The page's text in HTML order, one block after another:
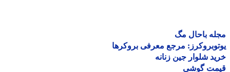
باحال مگ
مرجع معرفی بروکرها
شلوار جین زنانه
گوشی